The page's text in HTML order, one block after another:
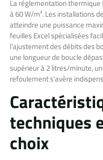
La réglementation thermique
à 60 W/m². Les installations
atteindre une puissance
feuilles Excel spécialisées
l’ajustement des débits des
une longueur de boucle
supérieur à 2 litres/minute,
refoulement s’avère
techniques
choix